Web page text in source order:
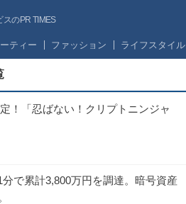
のPR TIMES
ティー ファッション ライフスタイル
！「忍ばない！クリプトニンジャ
で累計3,800万円を調達。暗号資産